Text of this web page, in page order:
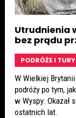
Utrudnienia
bez prądu
PODRÓŻE I
W Wielkiej
podróży po tym,
w Wyspy. Okazał
ostatnich lat.